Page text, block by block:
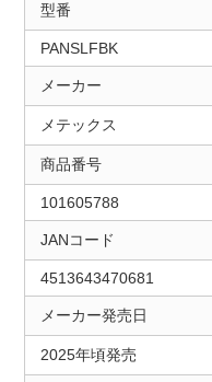
型番
PANSLFBK
メーカー
メテックス
商品番号
101605788
JANコード
4513643470681
メーカー発売日
2025年頃発売